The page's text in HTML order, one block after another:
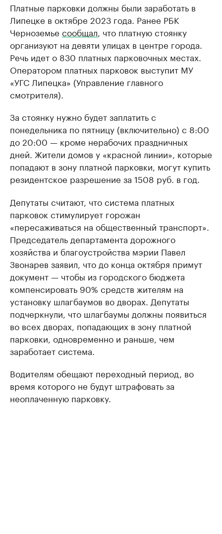
Платные парковки должны были заработать в
Липецке в октябре 2023 года. Ранее РБК
Черноземье сообщал, что платную стоянку
организуют на девяти улицах в центре города.
Речь идет о 830 платных парковочных местах.
Оператором платных парковок выступит МУ
«УГС Липецка» (Управление главного
смотрителя).
За стоянку нужно будет заплатить с
понедельника по пятницу (включительно) с 8:00
до 20:00 — кроме нерабочих праздничных
дней. Жители домов у «красной линии», которые
попадают в зону платной парковки, могут купить
резидентское разрешение за 1508 руб. в год.
Депутаты считают, что система платных
парковок стимулирует горожан
«пересаживаться на общественный транспорт».
Председатель департамента дорожного
хозяйства и благоустройства мэрии Павел
Звонарев заявил, что до конца октября примут
документ — чтобы из городского бюджета
компенсировать 90% средств жителям на
установку шлагбаумов во дворах. Депутаты
подчеркнули, что шлагбаумы должны появиться
во всех дворах, попадающих в зону платной
парковки, одновременно и раньше, чем
заработает система.
Водителям обещают переходный период, во
время которого не будут штрафовать за
неоплаченную парковку.